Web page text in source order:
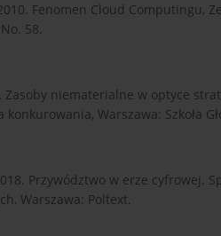
2010. Fenomen Cloud Computingu,
58.
Zasoby niematerialne w optyce
Warszawa: Szkoła
Przywództwo w erze
Warszawa: Poltext.